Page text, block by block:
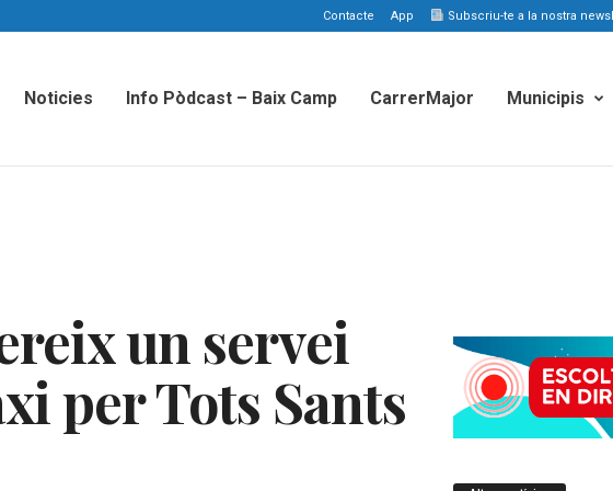
Contacte App Subscriu-te a la nostra
Noticies Info Pòdcast – Baix Camp CarrerMajor Municipis
un servei
per Tots Sants